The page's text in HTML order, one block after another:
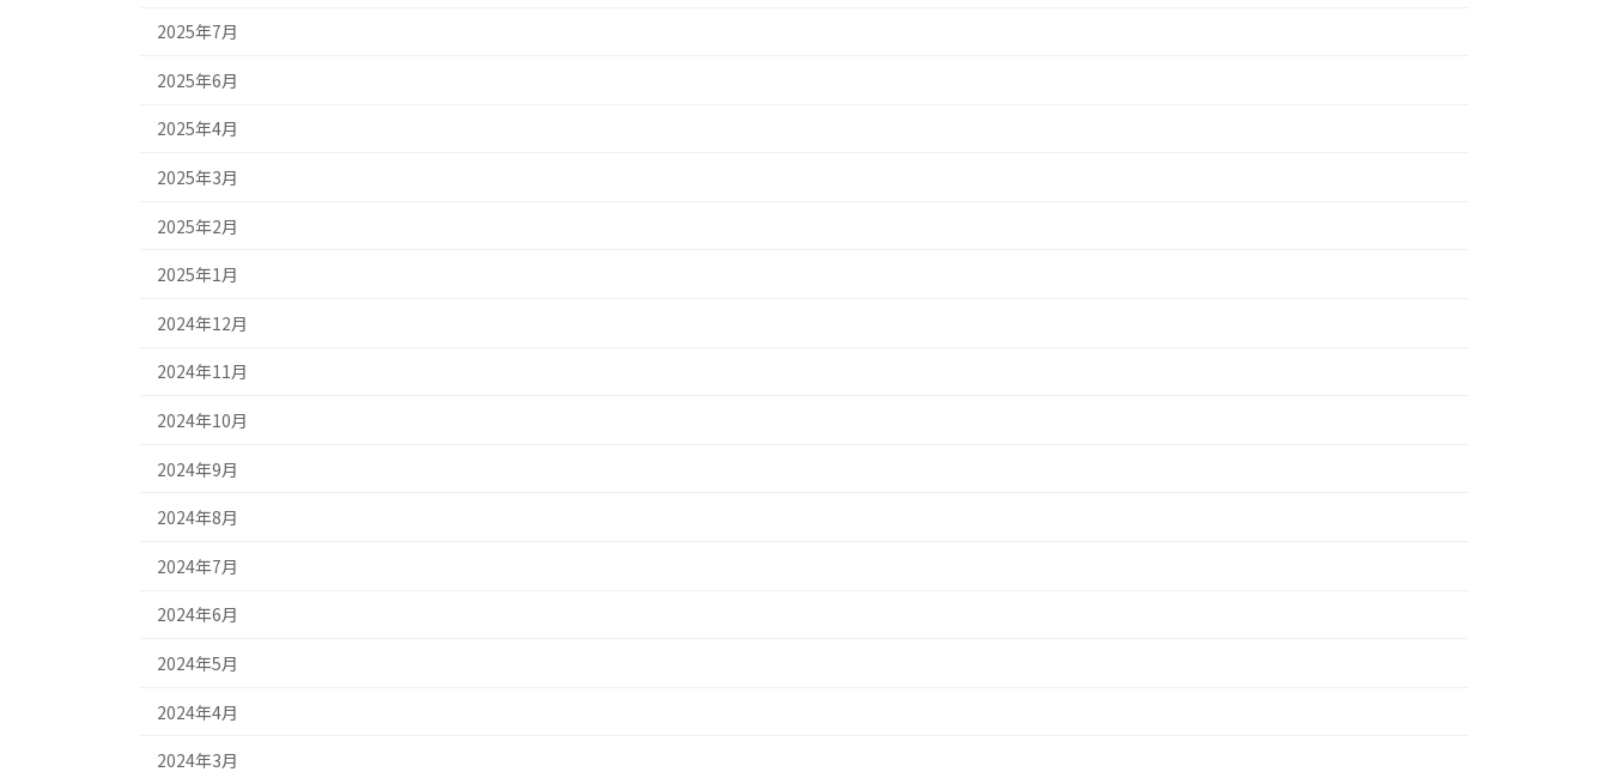
2025年7月
2025年6月
2025年4月
2025年3月
2025年2月
2025年1月
2024年12月
2024年11月
2024年10月
2024年9月
2024年8月
2024年7月
2024年6月
2024年5月
2024年4月
2024年3月